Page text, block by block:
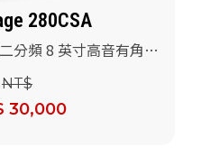
280CSA
分頻 8 英寸高音有角度
NT$
30,000